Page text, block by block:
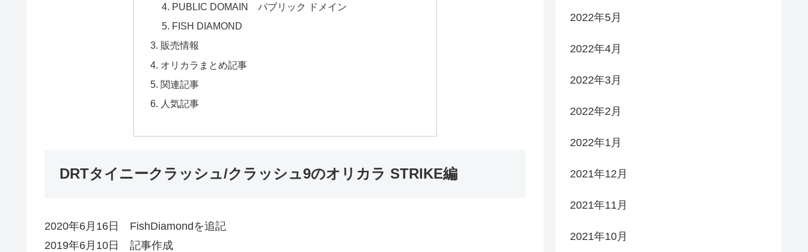
PUBLIC DOMAIN パブリック ドメイン
FISH DIAMOND
販売情報
オリカラまとめ記事
関連記事
人気記事
DRTタイニークラッシュ/クラッシュ9のオリカラ STRIKE編
2020年6月16日 FishDiamondを追記
2019年6月10日 記事作成
2022年5月
2022年4月
2022年3月
2022年2月
2022年1月
2021年12月
2021年11月
2021年10月